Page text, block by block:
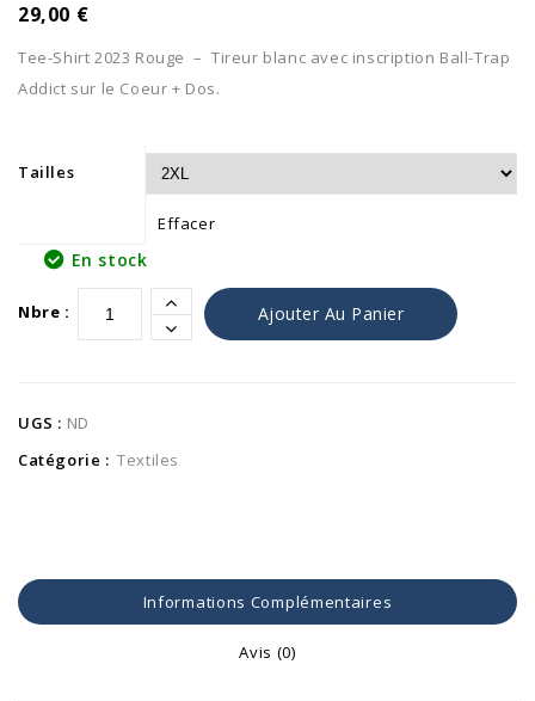
29,00 €
Tee-Shirt 2023 Rouge – Tireur blanc avec inscription Ball-Trap
Addict sur le Coeur + Dos.
Tailles
Effacer
En stock
Nbre : Ajouter Au Panier
UGS : ND
Catégorie : Textiles
Informations Complémentaires
Avis (0)